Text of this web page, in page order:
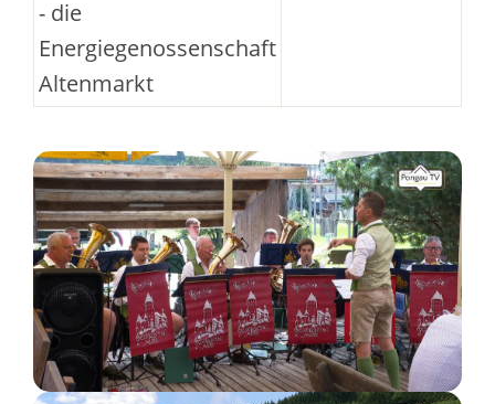
- die
Energiegenossenschaft
Altenmarkt